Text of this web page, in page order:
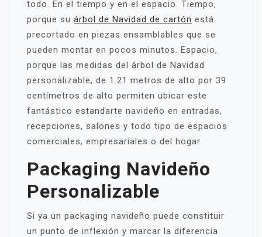
todo. En el tiempo y en el espacio. Tiempo,
porque su árbol de Navidad de cartón está
precortado en piezas ensamblables que se
pueden montar en pocos minutos. Espacio,
porque las medidas del árbol de Navidad
personalizable, de 1.21 metros de alto por 39
centímetros de alto permiten ubicar este
fantástico estandarte navideño en entradas,
recepciones, salones y todo tipo de espacios
comerciales, empresariales o del hogar.
Packaging Navideño
Personalizable
Si ya un packaging navideño puede constituir
un punto de inflexión y marcar la diferencia